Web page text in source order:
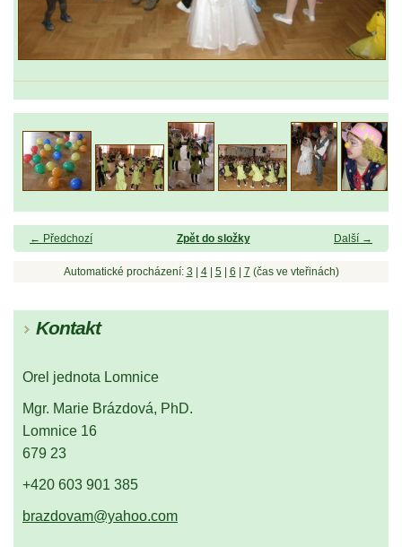
← Předchozí Další →
Zpět do složky
Automatické procházení: 3 | 4| 5| 6 | 7 (čas ve vteřinách)
Kontakt
Orel jednota Lomnice
Mgr. Marie Brázdová, PhD.
Lomnice 16
679 23
+420 603 901 385
brazdovam@yahoo.com